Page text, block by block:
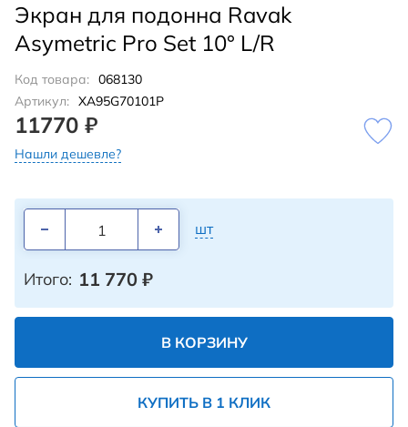
Экран для подонна Ravak
Asymetric Pro Set 10° L/R
Код товара: 068130
Артикул: XA95G70101P
11770 ₽
Нашли дешевле?
шт
Итого: 11 770 ₽
В КОРЗИНУ
КУПИТЬ В 1 КЛИК